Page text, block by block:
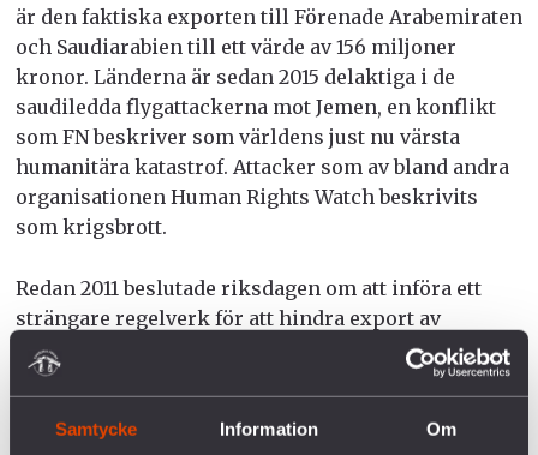
Samtycke Information Om
är den faktiska exporten till Förenade Arabemiraten
och Saudiarabien till ett värde av 156 miljoner
kronor. Länderna är sedan 2015 delaktiga i de
saudiledda flygattackerna mot Jemen, en konflikt
som FN beskriver som världens just nu värsta
humanitära katastrof. Attacker som av bland andra
organisationen Human Rights Watch beskrivits
som krigsbrott.
Redan 2011 beslutade riksdagen om att införa ett
strängare regelverk för att hindra export av
krigsmateriel till icke-demokratiska stater och
stater som kränker mänskliga rättigheter. Den 28:e
riksdagen.